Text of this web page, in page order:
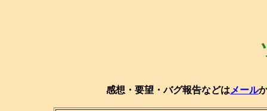
感想・要望・バグ報告などは メール